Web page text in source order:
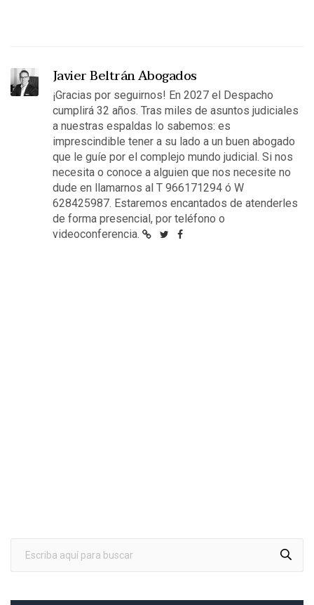
Javier Beltrán Abogados
¡Gracias por seguirnos! En 2027 el Despacho
cumplirá 32 años. Tras miles de asuntos judiciales
a nuestras espaldas lo sabemos: es
imprescindible tener a su lado a un buen abogado
que le guíe por el complejo mundo judicial. Si nos
necesita o conoce a alguien que nos necesite no
dude en llamarnos al T 966171294 ó W
628425987. Estaremos encantados de atenderles
de forma presencial, por teléfono o
videoconferencia.